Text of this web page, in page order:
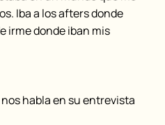
Iba a los afters donde
irme donde iban mis